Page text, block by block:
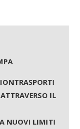
IL
A NUOVI LIMITI